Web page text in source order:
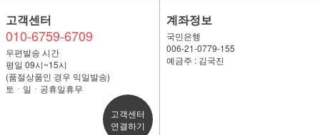
고객센터
010-6759-6709
우편발송 시간
평일 09시~15시
(품절상품인 경우 익일발송)
토ㆍ일ㆍ공휴일휴무
고객센터
연결하기
계좌정보
국민은행
006-21-0779-155
예금주 : 김국진